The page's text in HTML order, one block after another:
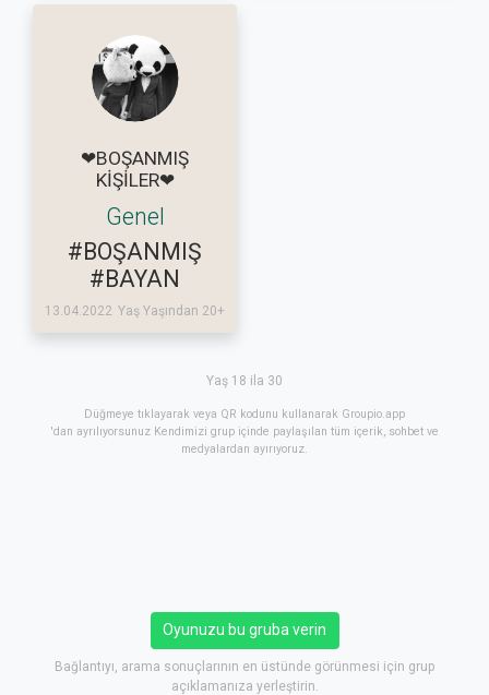
❤BOŞANMIŞ
KİŞİLER❤
Genel
#BOŞANMIŞ
#BAYAN
13.04.2022 Yaş Yaşından 20+
Yaş 18 ila 30
Düğmeye tıklayarak veya QR kodunu kullanarak Groupio.app
'dan ayrılıyorsunuz Kendimizi grup içinde paylaşılan tüm içerik, sohbet ve
medyalardan ayırıyoruz.
Oyunuzu bu gruba verin
Bağlantıyı, arama sonuçlarının en üstünde görünmesi için grup
açıklamanıza yerleştirin.